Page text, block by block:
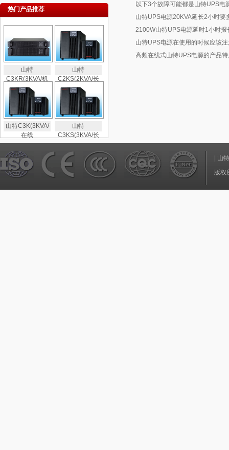
热门产品推荐
山特
C3KR(3KVA/机
山特
C2KS(2KVA/长
山特C3K(3KVA/
在线
山特
C3KS(3KVA/长
以下3个故障可能都是山特UPS电
山特UPS电源20KVA延长2小时要
2100W山特UPS电源延时1小时报
山特UPS电源在使用的时候应该
高频在线式山特UPS电源的产品
山
版权